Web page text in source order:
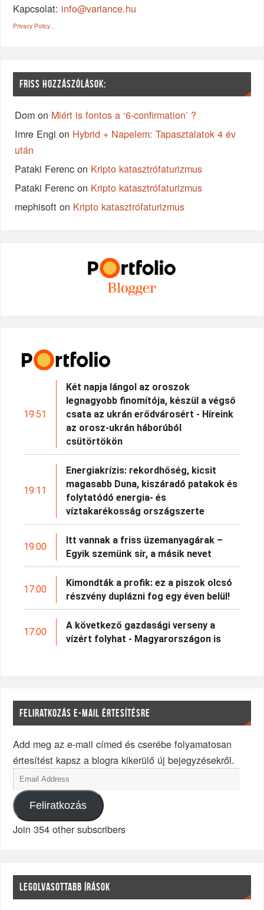
Kapcsolat: info@variance.hu
Privacy Policy...
FRISS HOZZÁSZÓLÁSOK:
Dom on Miért is fontos a ‘6-confirmation’ ?
Imre Engi on Hybrid + Napelem: Tapasztalatok 4 év
után
Pataki Ferenc on Kripto katasztrófaturizmus
Pataki Ferenc on Kripto katasztrófaturizmus
mephisoft on Kripto katasztrófaturizmus
19:51
Két napja lángol az oroszok
legnagyobb finomítója, készül a végső
csata az ukrán erődvárosért - Híreink
az orosz-ukrán háborúból
csütörtökön
19:11
Energiakrízis: rekordhőség, kicsit
magasabb Duna, kiszáradó patakok és
folytatódó energia- és
víztakarékosság országszerte
19:00
Itt vannak a friss üzemanyagárak –
Egyik szemünk sír, a másik nevet
17:00
Kimondták a profik: ez a piszok olcsó
részvény duplázni fog egy éven belül!
17:00
A következő gazdasági verseny a
vízért folyhat - Magyarországon is
FELIRATKOZÁS E-MAIL ÉRTESÍTÉSRE
Add meg az e-mail címed és cserébe folyamatosan
értesítést kapsz a blogra kikerülő új bejegyzésekről.
Feliratkozás
Join 354 other subscribers
LEGOLVASOTTABB ÍRÁSOK